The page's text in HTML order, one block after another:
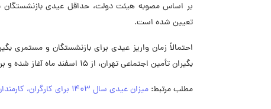
تعیین شده است.
احتمالاً زمان واریز عیدی برای بازنشستگان و مستمری
بگیران تأمین اجتماعی تهران، از ۱۵ اسفند ماه آغاز شده و براساس حروف الفبا انجام شود.
مطلب مرتبط: میزان عیدی سال 1403 برای کارگران، کارمندان و بازنشستگان